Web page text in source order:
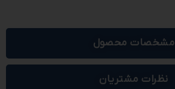
مشخصات محصول
نظرات مشتریان